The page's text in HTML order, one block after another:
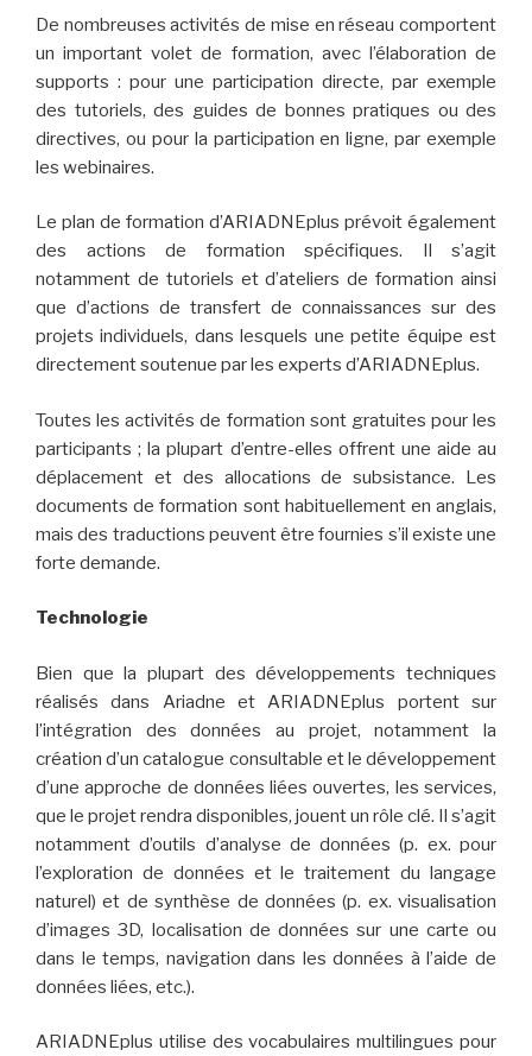
De nombreuses activités de mise en réseau comportent
un important volet de formation, avec l’élaboration de
supports : pour une participation directe, par exemple
des tutoriels, des guides de bonnes pratiques ou des
directives, ou pour la participation en ligne, par exemple
les webinaires.
Le plan de formation d’ARIADNEplus prévoit également
des actions de formation spécifiques. Il s’agit
notamment de tutoriels et d’ateliers de formation ainsi
que d’actions de transfert de connaissances sur des
projets individuels, dans lesquels une petite équipe est
directement soutenue par les experts d’ARIADNEplus.
Toutes les activités de formation sont gratuites pour les
participants ; la plupart d’entre-elles offrent une aide au
déplacement et des allocations de subsistance. Les
documents de formation sont habituellement en anglais,
mais des traductions peuvent être fournies s’il existe une
forte demande.
Technologie
Bien que la plupart des développements techniques
réalisés dans Ariadne et ARIADNEplus portent sur
l’intégration des données au projet, notamment la
création d’un catalogue consultable et le développement
d’une approche de données liées ouvertes, les services,
que le projet rendra disponibles, jouent un rôle clé. Il s’agit
notamment d’outils d’analyse de données (p. ex. pour
l’exploration de données et le traitement du langage
naturel) et de synthèse de données (p. ex. visualisation
d’images 3D, localisation de données sur une carte ou
dans le temps, navigation dans les données à l’aide de
données liées, etc.).
ARIADNEplus utilise des vocabulaires multilingues pour